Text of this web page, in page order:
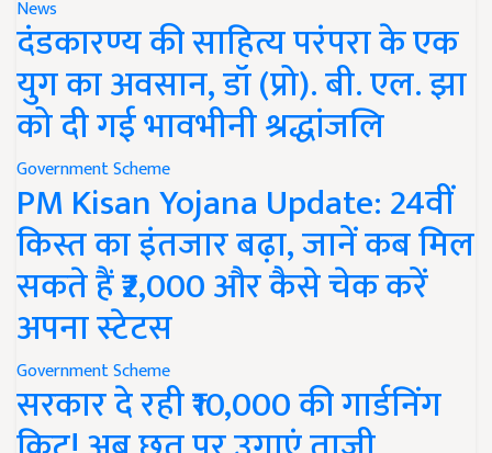
News
दंडकारण्य की साहित्य परंपरा के एक
युग का अवसान, डॉ (प्रो). बी. एल. झा
को दी गई भावभीनी श्रद्धांजलि
Government Scheme
PM Kisan Yojana Update: 24वीं
किस्त का इंतजार बढ़ा, जानें कब मिल
सकते हैं ₹2,000 और कैसे चेक करें
अपना स्टेटस
Government Scheme
सरकार दे रही ₹10,000 की गार्डनिंग